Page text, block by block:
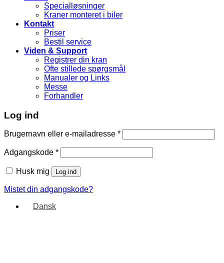
Specialløsninger
Kraner monteret i biler
Kontakt
Priser
Bestil service
Viden & Support
Registrer din kran
Ofte stillede spørgsmål
Manualer og Links
Messe
Forhandler
Log ind
Brugernavn eller e-mailadresse *
Adgangskode *
Husk mig Log ind
Mistet din adgangskode?
Dansk